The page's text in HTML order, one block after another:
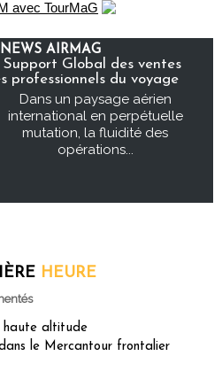
AIRMAG
Global des ventes
professionnels du voyage
Dans un paysage aérien
international en perpétuelle
mutation, la fluidité des
opérations...
HEURE
haute altitude
le Mercantour frontalier